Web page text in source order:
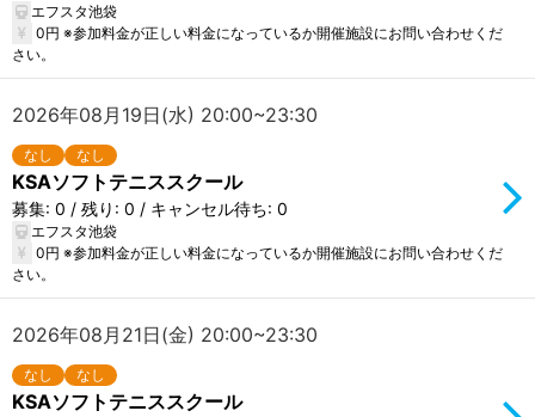
エフスタ池袋
0円 ※参加料金が正しい料金になっているか開催施設にお問い合わせくだ
さい。
2026年08月19日(水) 20:00~23:30
なし なし
KSAソフトテニススクール
募集: 0 / 残り: 0 / キャンセル待ち: 0
エフスタ池袋
0円 ※参加料金が正しい料金になっているか開催施設にお問い合わせくだ
さい。
2026年08月21日(金) 20:00~23:30
なし なし
KSAソフトテニススクール